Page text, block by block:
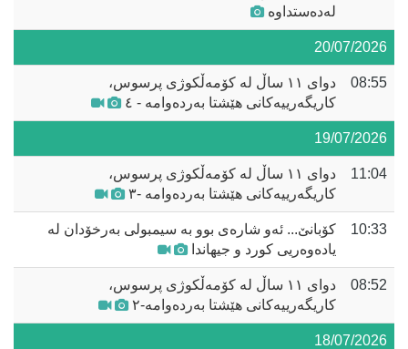
لەدەستداوە
20/07/2026
08:55
دوای ١١ ساڵ لە کۆمەڵکوژی پرسوس،
کاریگەرییەکانی هێشتا بەردەوامە - ٤
19/07/2026
11:04
دوای ١١ ساڵ لە کۆمەڵکوژی پرسوس،
کاریگەرییەکانی هێشتا بەردەوامە -٣
10:33
کۆبانێ... ئەو شارەی بوو بە سیمبولی بەرخۆدان لە
یادەوەریی کورد و جیهاندا
08:52
دوای ١١ ساڵ لە کۆمەڵکوژی پرسوس،
کاریگەرییەکانی هێشتا بەردەوامە-٢
18/07/2026